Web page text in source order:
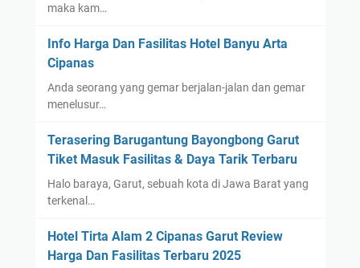
maka kam…
Info Harga Dan Fasilitas Hotel Banyu Arta
Cipanas
Anda seorang yang gemar berjalan-jalan dan gemar
menelusur…
Terasering Barugantung Bayongbong Garut
Tiket Masuk Fasilitas & Daya Tarik Terbaru
Halo baraya, Garut, sebuah kota di Jawa Barat yang
terkenal…
Hotel Tirta Alam 2 Cipanas Garut Review
Harga Dan Fasilitas Terbaru 2025